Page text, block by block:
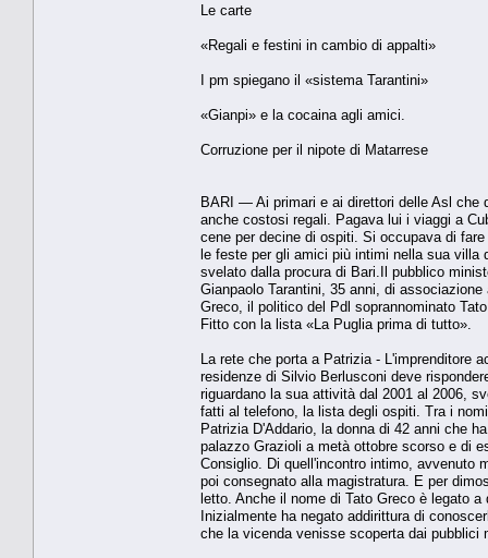
Le carte
«Regali e festini in cambio di appalti»
I pm spiegano il «sistema Tarantini»
«Gianpi» e la cocaina agli amici.
Corruzione per il nipote di Matarrese
BARI — Ai primari e ai direttori delle Asl che
anche costosi regali. Pagava lui i viaggi a
cene per decine di ospiti. Si occupava di
le feste per gli amici più intimi nella sua villa
svelato dalla procura di Bari.Il pubblico
Gianpaolo Tarantini, 35 anni, di
Greco, il politico del Pdl soprannominato
Fitto con la lista «La Puglia prima di tutto».
La rete che porta a Patrizia - L'imprenditore
residenze di Silvio Berlusconi deve
riguardano la sua attività dal 2001 al 2006,
fatti al telefono, la lista degli ospiti. Tra i
Patrizia D'Addario, la donna di 42 anni che
palazzo Grazioli a metà ottobre scorso e di
Consiglio. Di quell'incontro intimo, avvenuto
poi consegnato alla magistratura. E per
letto. Anche il nome di Tato Greco è legato
Inizialmente ha negato addirittura di
che la vicenda venisse scoperta dai pubblici